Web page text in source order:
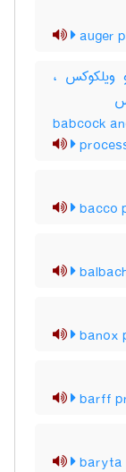
auger
ویلکوکس ،
babcock
bacco
banox
barff
baryta